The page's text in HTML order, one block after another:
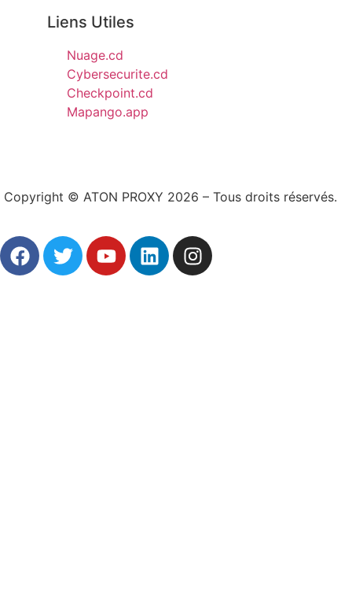
Liens Utiles
Nuage.cd
Cybersecurite.cd
Checkpoint.cd
Mapango.app
Copyright © ATON PROXY 2026 – Tous droits réservés.